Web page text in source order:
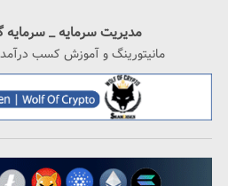
مدیریت سرمایه _ سرمایه
مانیتورینگ و آموزش کسب